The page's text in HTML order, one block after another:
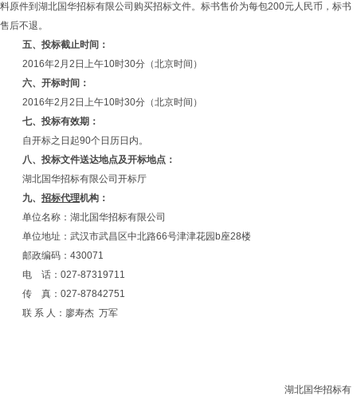
料原件到湖北国华招标有限公司购买招标文件。标书售价为每包200元人民币，标书
售后不退。
五、投标截止时间：
2016年2 月 2 日上午10时30分（北京时间）
六、开标时间：
2016年2 月 2 日上午10时30分（北京时间）
七、投标有效期：
自开标之日起90个日历日内。
八、投标文件送达地点及开标地点：
湖北国华招标有限公司开标厅
九、招标代理机构：
单位名称：湖北国华招标有限公司
单位地址：武汉市武昌区中北路66号津津花园 b座28楼
邮政编码： 430071
电
话： 027-87319711
传
真： 027-87842751
联 系 人：廖寿杰 万军
湖北国华招标有